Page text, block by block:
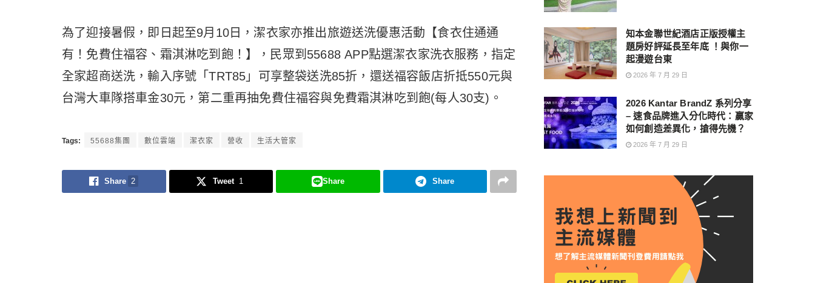
為了迎接暑假，即日起至9月10日，潔衣家亦推出旅遊送洗優惠活動【食衣住通通
有！免費住福容、霜淇淋吃到飽！】，民眾到55688 APP點選潔衣家洗衣服務，指定
全家超商送洗，輸入序號「TRT85」可享整袋送洗85折，還送福容飯店折抵550元與
台灣大車隊搭車金30元，第二重再抽免費住福容與免費霜淇淋吃到飽(每人30支)。
Tags: 55688集團 數位雲端 潔衣家 營收 生活大管家
Share 2 Tweet 1 Share Share
知本金聯世紀酒店正版授權主
題房好評延長至年底 ！與你一
起漫遊台東
2026 年 7 月 29 日
2026 Kantar BrandZ 系列分享
– 速食品牌進入分化時代：贏家
如何創造差異化，搶得先機？
2026 年 7 月 29 日